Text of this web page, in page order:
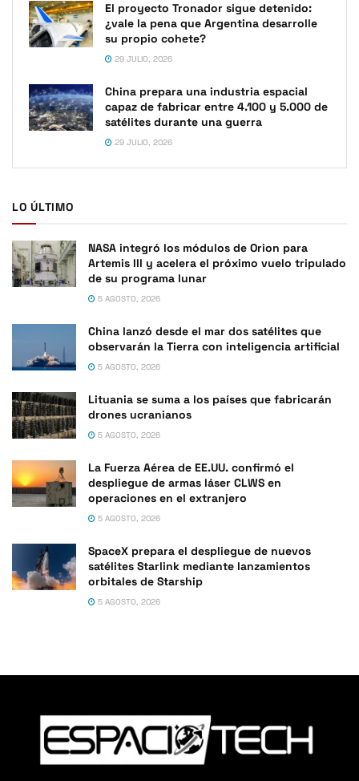
El proyecto Tronador sigue detenido:
¿vale la pena que Argentina desarrolle
su propio cohete?
29 JULIO, 2026
China prepara una industria espacial
capaz de fabricar entre 4.100 y 5.000 de
satélites durante una guerra
29 JULIO, 2026
LO ÚLTIMO
NASA integró los módulos de Orion para
Artemis III y acelera el próximo vuelo tripulado
de su programa lunar
5 AGOSTO, 2026
China lanzó desde el mar dos satélites que
observarán la Tierra con inteligencia artificial
5 AGOSTO, 2026
Lituania se suma a los países que fabricarán
drones ucranianos
5 AGOSTO, 2026
La Fuerza Aérea de EE.UU. confirmó el
despliegue de armas láser CLWS en
operaciones en el extranjero
5 AGOSTO, 2026
SpaceX prepara el despliegue de nuevos
satélites Starlink mediante lanzamientos
orbitales de Starship
5 AGOSTO, 2026